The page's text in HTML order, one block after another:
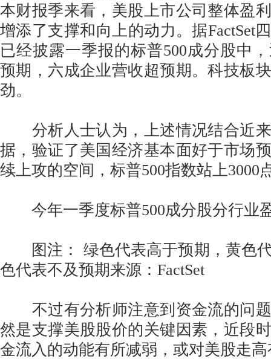
本财报季来看，美股上市公司整体盈
增添了支撑和向上的动力。据FactSet
已经披露一季报的标普500成分股中
预期，六成企业营收超预期。科技板
劲。
分析人士认为，上述情况结合近来
据，验证了美国经济基本面好于市场
续上攻的空间，标普500指数站上3000
今年一季度标普500成分股分行业
图注： 绿色代表高于预期，黄色
色代表不及预期来源：FactSet
不过有分析师注意到资金流的问题
然是支撑美股股价的关键因素，近段
金流入的动能有所减弱，或对美股走